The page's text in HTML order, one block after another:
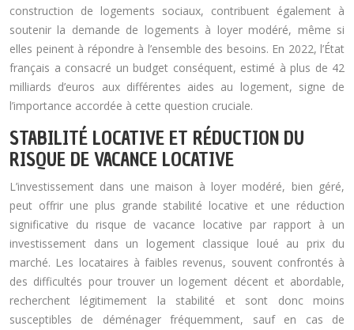
construction de logements sociaux, contribuent également à
soutenir la demande de logements à loyer modéré, même si
elles peinent à répondre à l’ensemble des besoins. En 2022, l’État
français a consacré un budget conséquent, estimé à plus de 42
milliards d’euros aux différentes aides au logement, signe de
l’importance accordée à cette question cruciale.
STABILITÉ LOCATIVE ET RÉDUCTION DU
RISQUE DE VACANCE LOCATIVE
L’investissement dans une maison à loyer modéré, bien géré,
peut offrir une plus grande stabilité locative et une réduction
significative du risque de vacance locative par rapport à un
investissement dans un logement classique loué au prix du
marché. Les locataires à faibles revenus, souvent confrontés à
des difficultés pour trouver un logement décent et abordable,
recherchent légitimement la stabilité et sont donc moins
susceptibles de déménager fréquemment, sauf en cas de